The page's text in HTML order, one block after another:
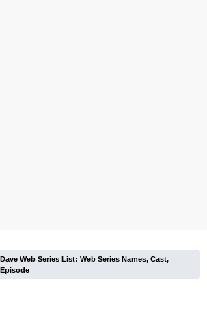
Web Series List: Web Series Names, Cast,